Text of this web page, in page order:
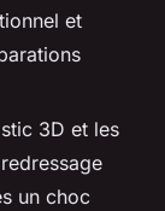
et
3D et les
un choc